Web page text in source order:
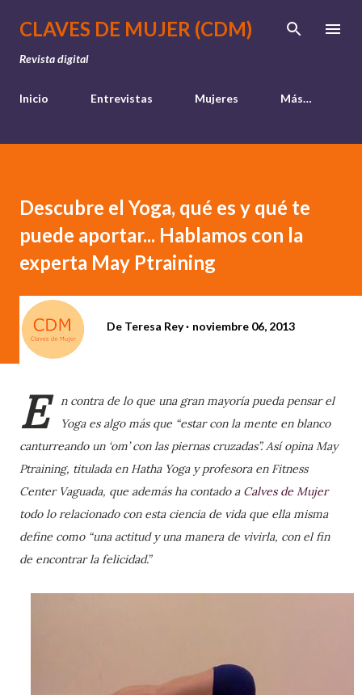
Ir al contenido principal
CLAVES DE MUJER (CDM)
Revista digital
Inicio Entrevistas Mujeres Más…
Descubre el Yoga, qué es y qué te
puede aportar... Hablamos con la
experta May Ptraining
De Teresa Rey noviembre 06, 2013
E
n contra de lo que una gran mayoría pueda pensar el
Yoga es algo más que “estar con la mente en blanco
canturreando un ‘om’ con las piernas cruzadas”. Así opina May
Ptraining, titulada en Hatha Yoga y profesora en Fitness
Center Vaguada, que además ha contado a Calves de Mujer
todo lo relacionado con esta ciencia de vida que ella misma
define como “una actitud y una manera de vivirla, con el fin
de encontrar la felicidad.”